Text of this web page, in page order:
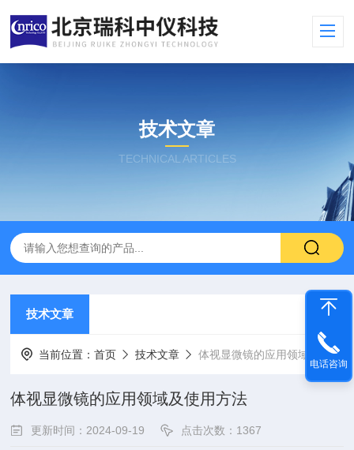
技术文章
TECHNICAL ARTICLES
技术文章
当前位置：首页 技术文章 体视显微镜的应用领域及使用方法
体视显微镜的应用领域及使用方法
更新时间：2024-09-19 点击次数：1367
电话咨询